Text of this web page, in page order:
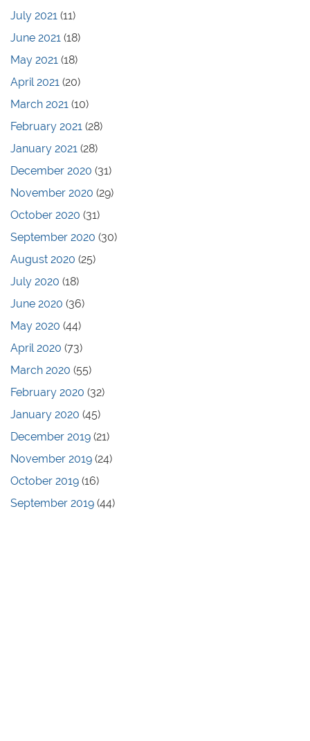
July 2021 (11)
June 2021 (18)
May 2021 (18)
April 2021 (20)
March 2021 (10)
February 2021 (28)
January 2021 (28)
December 2020 (31)
November 2020 (29)
October 2020 (31)
September 2020 (30)
August 2020 (25)
July 2020 (18)
June 2020 (36)
May 2020 (44)
April 2020 (73)
March 2020 (55)
February 2020 (32)
January 2020 (45)
December 2019 (21)
November 2019 (24)
October 2019 (16)
September 2019 (44)